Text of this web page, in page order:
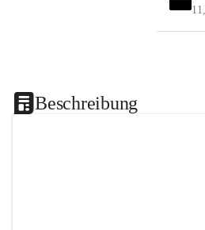
Beschreibung